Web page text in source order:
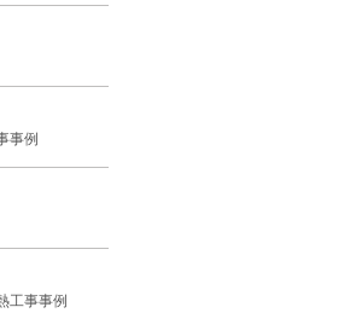
事例
工事事例